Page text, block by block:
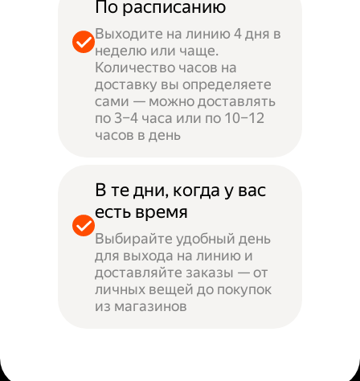
По расписанию
Выходите на линию 4 дня в
неделю или чаще.
Количество часов на
доставку вы определяете
сами — можно доставлять
по 3–4 часа или по 10–12
часов в день
В те дни, когда у вас
есть время
Выбирайте удобный день
для выхода на линию и
доставляйте заказы — от
личных вещей до покупок
из магазинов